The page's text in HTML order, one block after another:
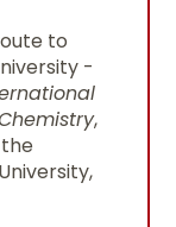
to
-
,